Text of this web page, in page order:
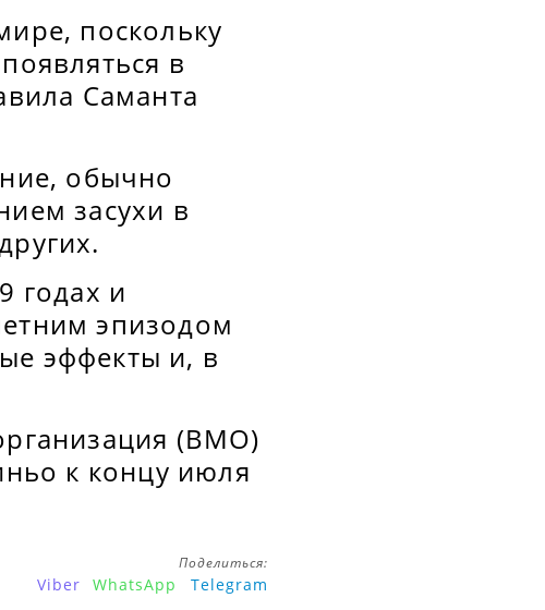
поскольку
в
Саманта
обычно
засухи в
годах и
эпизодом
эффекты и, в
(ВМО)
к концу июля
Поделиться:
Viber WhatsApp Telegram